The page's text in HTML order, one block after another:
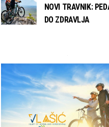
NOVI TRAVNIK:
DO ZDRAVLJA